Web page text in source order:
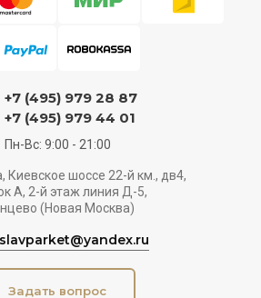
+7 (495) 979 28 87
+7 (495) 979 44 01
Пн-Вс: 9:00 - 21:00
Киевское шоссе 22-й км., дв4,
А, 2-й этаж линия Д-5,
(Новая Москва)
slavparket@yandex.ru
Задать вопрос